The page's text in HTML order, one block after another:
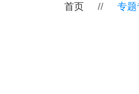
首页 // 专题